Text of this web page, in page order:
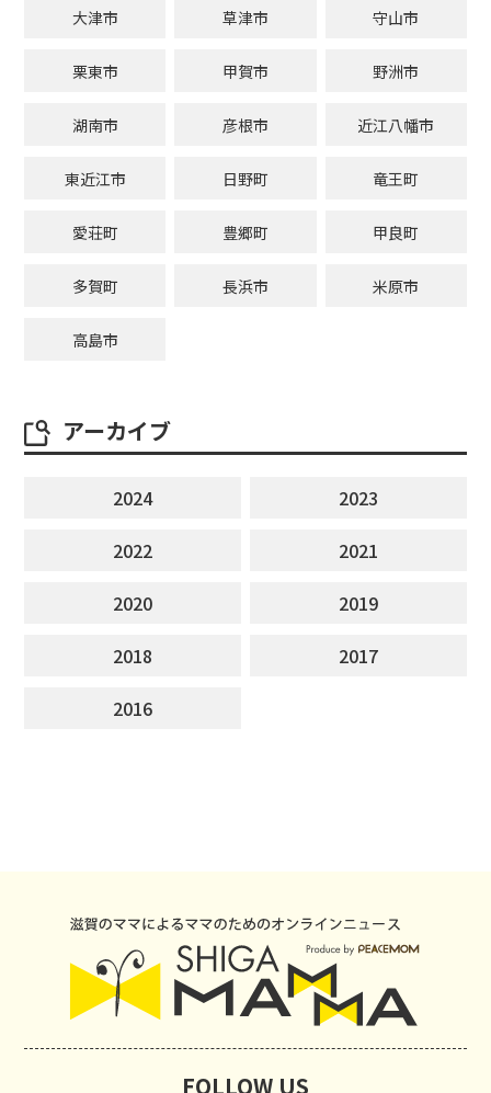
大津市 草津市 守山市
栗東市 甲賀市 野洲市
湖南市 彦根市 近江八幡市
東近江市 日野町 竜王町
愛荘町 豊郷町 甲良町
多賀町 長浜市 米原市
高島市
アーカイブ
2024
2023
2022
2021
2020
2019
2018
2017
2016
FOLLOW US